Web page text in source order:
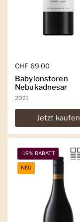
Regulärer Preis
CHF 69.00
Babylonstoren
Nebukadnesar
2021
Jetzt kaufen
-19% RABATT
NEU